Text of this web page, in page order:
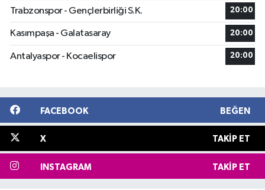
Trabzonspor - Gençlerbirliği S.K. 20:00
Kasımpaşa - Galatasaray 20:00
Antalyaspor - Kocaelispor 20:00
FACEBOOK BEĞEN
X TAKIP ET
INSTAGRAM TAKIP ET